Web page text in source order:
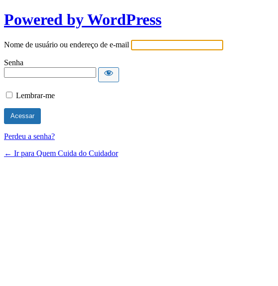
Powered by WordPress
Nome de usuário ou endereço de e-mail
Senha
Lembrar-me
Perdeu a senha?
← Ir para Quem Cuida do Cuidador